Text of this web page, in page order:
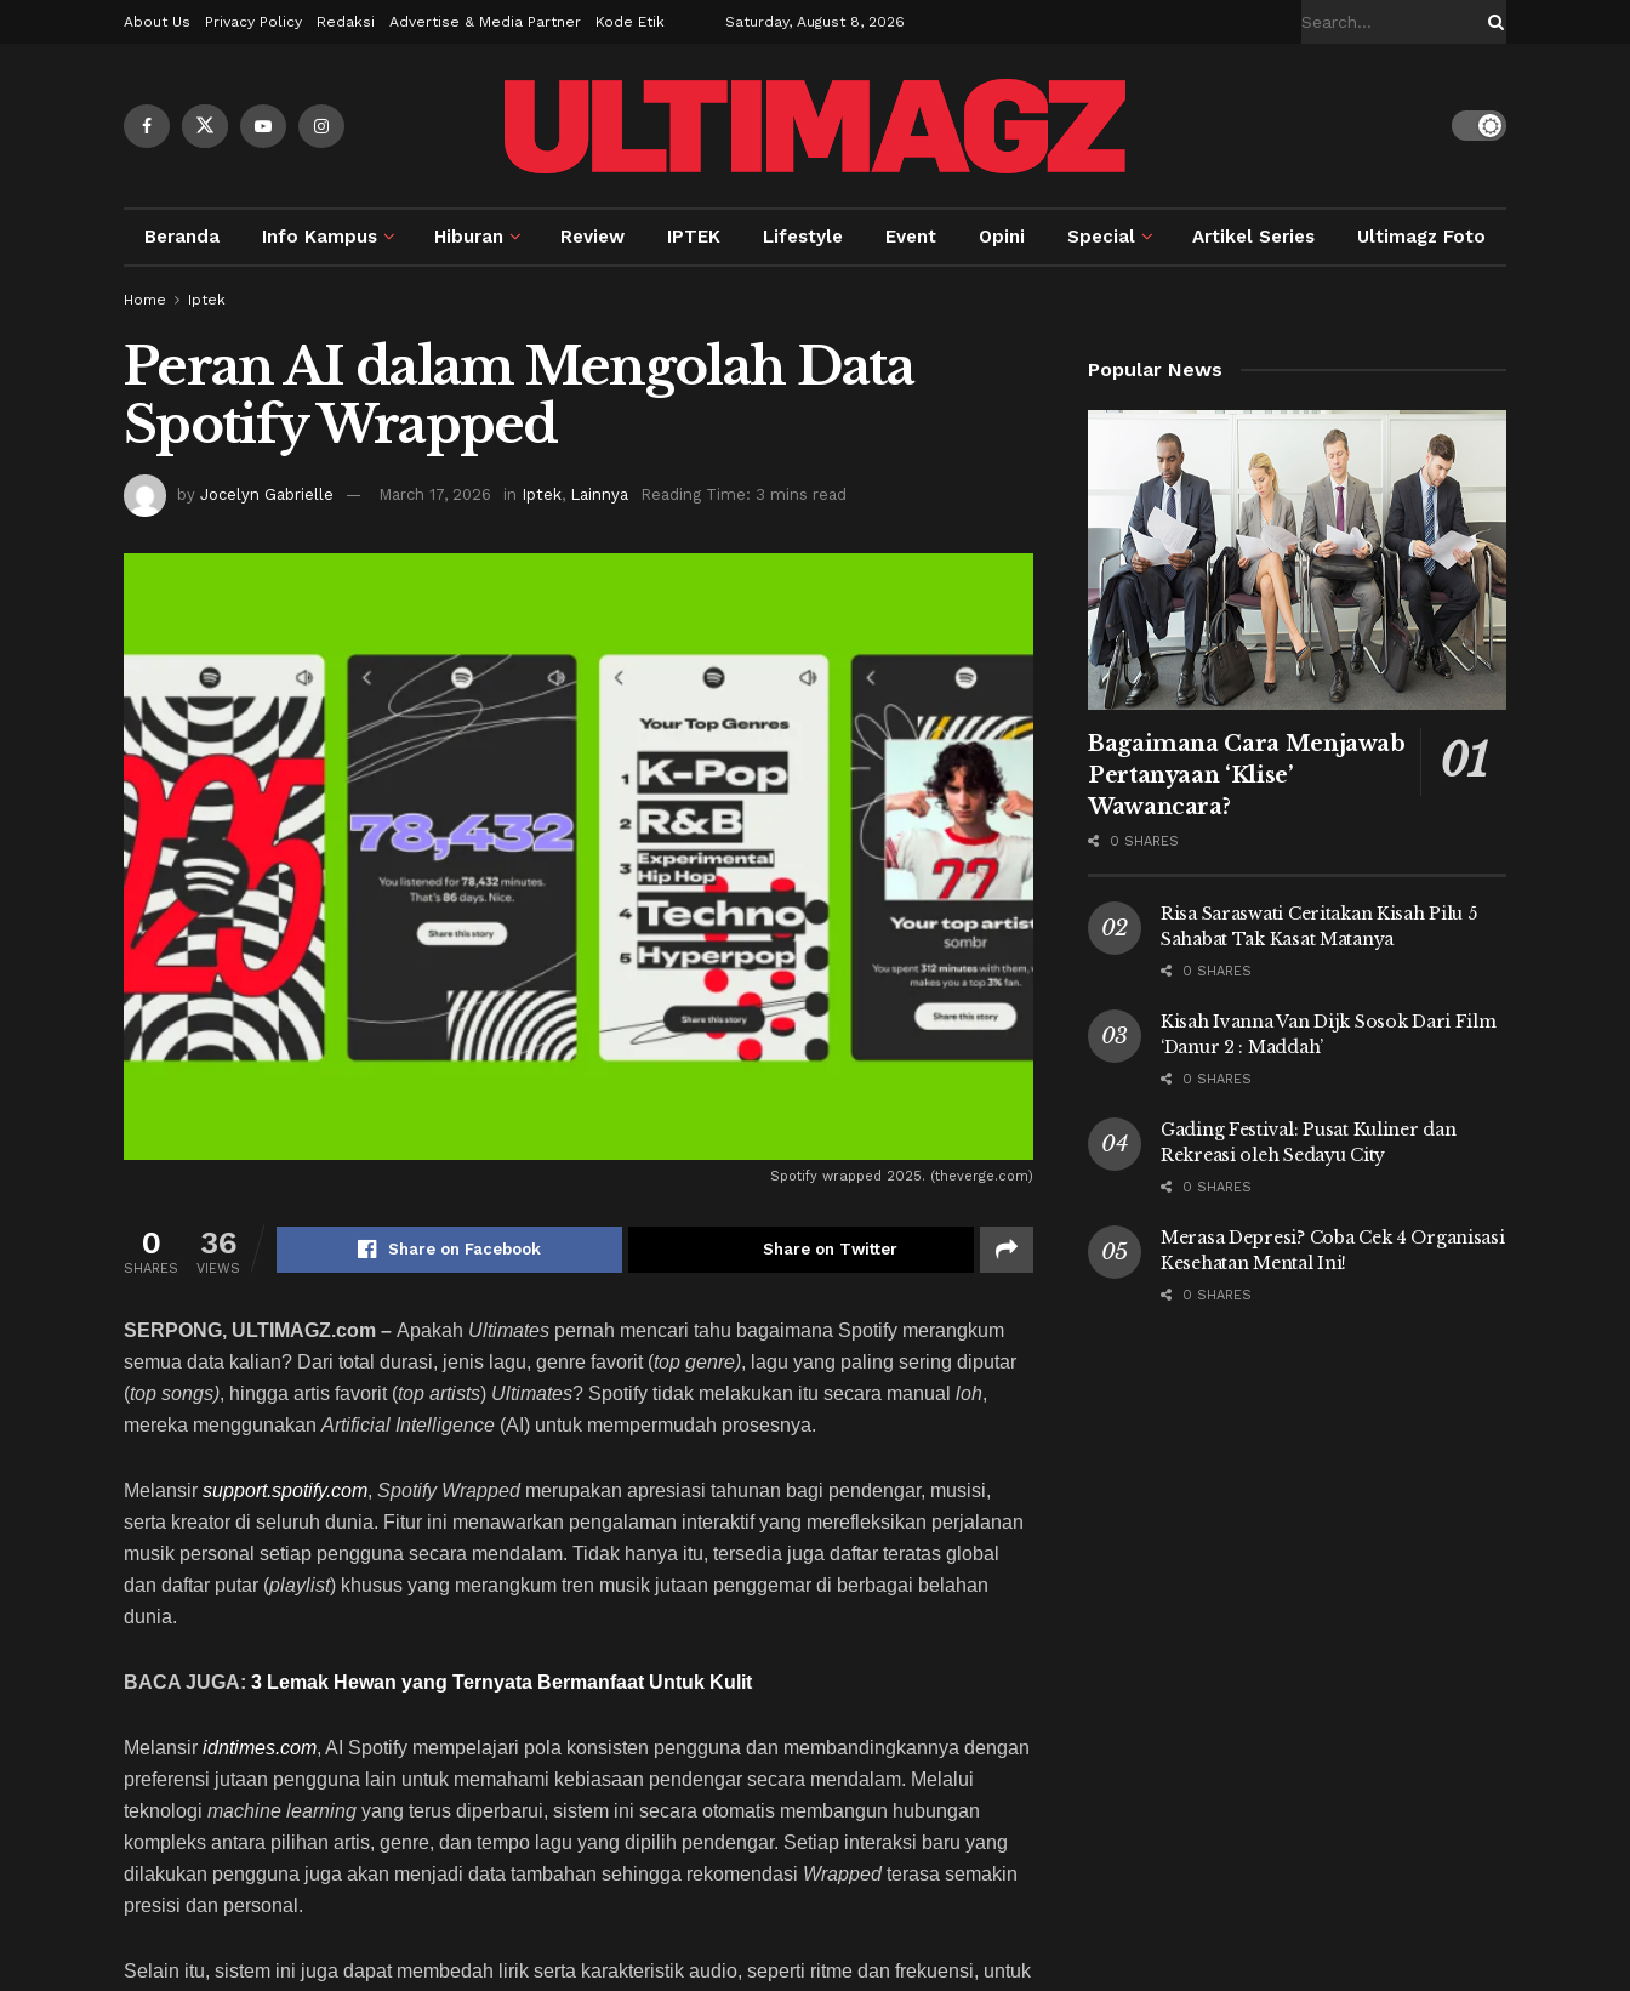
About Us Privacy Policy Redaksi Advertise & Media Partner Kode Etik Saturday, August 8, 2026
Beranda Info Kampus Hiburan Review IPTEK Lifestyle Event Opini Special Artikel Series Ultimagz Foto
Home Iptek
Peran AI dalam Mengolah Data
Spotify Wrapped
by Jocelyn Gabrielle March 17, 2026 in Iptek, Lainnya Reading Time: 3 mins read
Spotify wrapped 2025. (theverge.com)
0
SHARES
36
VIEWS
Share on Facebook Share on Twitter
SERPONG, ULTIMAGZ.com – Apakah Ultimates pernah mencari tahu bagaimana Spotify merangkum
semua data kalian? Dari total durasi, jenis lagu, genre favorit (top genre), lagu yang paling sering diputar
(top songs), hingga artis favorit (top artists) Ultimates? Spotify tidak melakukan itu secara manual loh,
mereka menggunakan Artificial Intelligence (AI) untuk mempermudah prosesnya.
Melansir support.spotify.com, Spotify Wrappedmerupakan apresiasi tahunan bagi pendengar, musisi,
serta kreator di seluruh dunia. Fitur ini menawarkan pengalaman interaktif yang merefleksikan perjalanan
musik personal setiap pengguna secara mendalam. Tidak hanya itu, tersedia juga daftar teratas global
dan daftar putar (playlist) khusus yang merangkum tren musik jutaan penggemar di berbagai belahan
dunia.
BACA JUGA: 3 Lemak Hewan yang Ternyata Bermanfaat Untuk Kulit
Melansir idntimes.com, AI Spotify mempelajari pola konsisten pengguna dan membandingkannya dengan
preferensi jutaan pengguna lain untuk memahami kebiasaan pendengar secara mendalam. Melalui
teknologi machine learning yang terus diperbarui, sistem ini secara otomatis membangun hubungan
kompleks antara pilihan artis, genre, dan tempo lagu yang dipilih pendengar. Setiap interaksi baru yang
dilakukan pengguna juga akan menjadi data tambahan sehingga rekomendasi Wrappedterasa semakin
presisi dan personal.
Selain itu, sistem ini juga dapat membedah lirik serta karakteristik audio, seperti ritme dan frekuensi, untuk
Popular News
Bagaimana Cara Menjawab
Pertanyaan ‘Klise’
Wawancara?
0 SHARES
Risa Saraswati Ceritakan Kisah Pilu 5
Sahabat Tak Kasat Matanya
0 SHARES
Kisah Ivanna Van Dijk Sosok Dari Film
‘Danur 2 : Maddah’
0 SHARES
Gading Festival: Pusat Kuliner dan
Rekreasi oleh Sedayu City
0 SHARES
Merasa Depresi? Coba Cek 4 Organisasi
Kesehatan Mental Ini!
0 SHARES